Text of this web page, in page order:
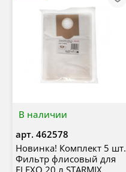
В наличии
арт. 462578
Новинка! Комплект 5 шт.
Фильтр флисовый для